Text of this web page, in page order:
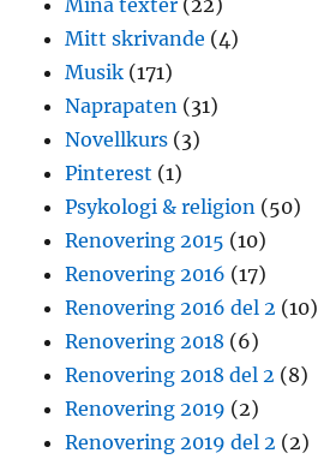
Mina texter (22)
Mitt skrivande (4)
Musik (171)
Naprapaten (31)
Novellkurs (3)
Pinterest (1)
Psykologi & religion (50)
Renovering 2015 (10)
Renovering 2016 (17)
Renovering 2016 del 2 (10)
Renovering 2018 (6)
Renovering 2018 del 2 (8)
Renovering 2019 (2)
Renovering 2019 del 2 (2)